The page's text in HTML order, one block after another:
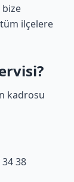
bize
ilçelere
kadrosu
38